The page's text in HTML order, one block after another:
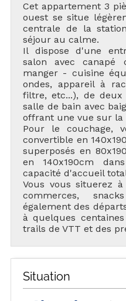
Cet appartement 3
ouest se situe
centrale de la
séjour au calme.
Il dispose d'une
salon avec canapé
manger - cuisine
ondes, appareil à
filtre, etc...), de deux
salle de bain avec
offrant une vue sur la
Pour le couchage,
convertible en
superposés en
en 140x190cm
capacité d'accueil
Vous vous situerez
commerces,
également des
à quelques
trails de VTT et des
Situation